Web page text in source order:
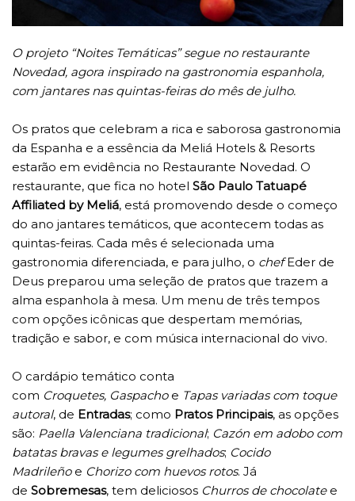
O projeto “Noites Temáticas” segue no restaurante
Novedad, agora inspirado na gastronomia espanhola,
com jantares nas quintas-feiras do mês de julho.
Os pratos que celebram a rica e saborosa gastronomia
da Espanha e a essência da Meliá Hotels & Resorts
estarão em evidência no Restaurante Novedad. O
restaurante, que fica no hotel São Paulo Tatuapé
Affiliated by Meliá, está promovendo desde o começo
do ano jantares temáticos, que acontecem todas as
quintas-feiras. Cada mês é selecionada uma
gastronomia diferenciada, e para julho, o chefEder de
Deus preparou uma seleção de pratos que trazem a
alma espanhola à mesa. Um menu de três tempos
com opções icônicas que despertam memórias,
tradição e sabor, e com música internacional do vivo.
O cardápio temático conta
com Croquetes, Gaspachoe Tapas variadas com toque
autoral, de Entradas; como Pratos Principais, as opções
são: Paella Valenciana tradicional; Cazón em adobo com
batatas bravas e legumes grelhados; Cocido
Madrileñoe Chorizo com huevos rotos. Já
de Sobremesas, tem deliciosos Churros de chocolatee